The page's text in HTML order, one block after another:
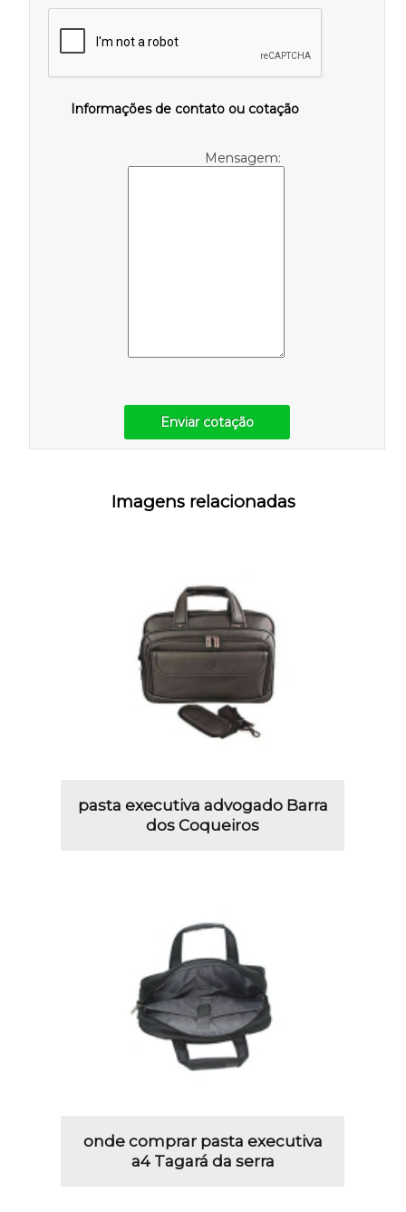
Informações de contato ou cotação
Mensagem:
Enviar cotação
Imagens relacionadas
pasta executiva advogado Barra
dos Coqueiros
onde comprar pasta executiva
a4 Tagará da serra